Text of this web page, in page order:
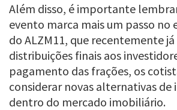
Além disso, é importante
evento marca mais um passo no
do ALZM11, que recentemente
distribuições finais aos
pagamento das frações, os
considerar novas alternativas
dentro do mercado imobiliário.